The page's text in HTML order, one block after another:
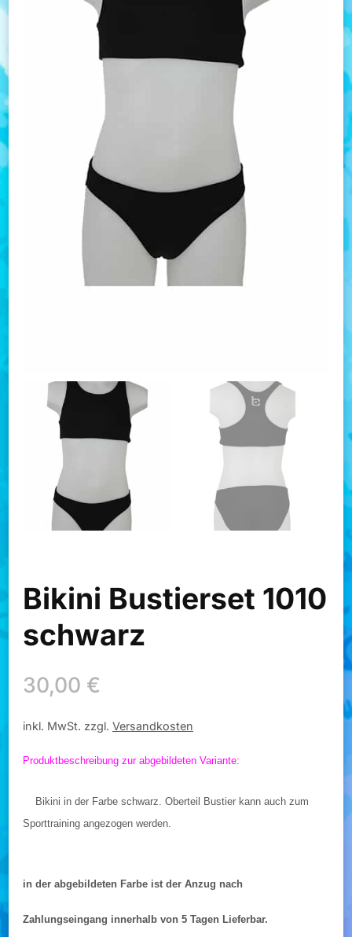
Bikini Bustierset 1010
schwarz
30,00 €
inkl. MwSt. zzgl. Versandkosten
Produktbeschreibung zur abgebildeten Variante:
Bikini in der Farbe schwarz. Oberteil Bustier kann auch zum
Sporttraining angezogen werden.
in der abgebildeten Farbe ist der Anzug nach
Zahlungseingang innerhalb von 5 Tagen Lieferbar.